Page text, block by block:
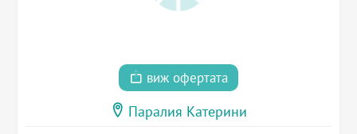
виж офертата
Паралия Катерини